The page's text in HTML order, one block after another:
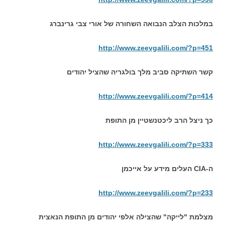
במלכות הצלב הנבואה השחורה של אורי צבי גרינברג
http://www.zeevgalili.com/?p=451
קשר השתיקה סביב מלך בולגריה שהציל יהודים
http://www.zeevgalili.com/?p=414
כך ניצל הרב ליכטנשטיין מן התופת
http://www.zeevgalili.com/?p=333
ה-CIA העלים מידע על אייכמן
http://www.zeevgalili.com/?p=233
מצלמת "לייקה" שהצילה אלפי יהודים מן התופת הנאצית